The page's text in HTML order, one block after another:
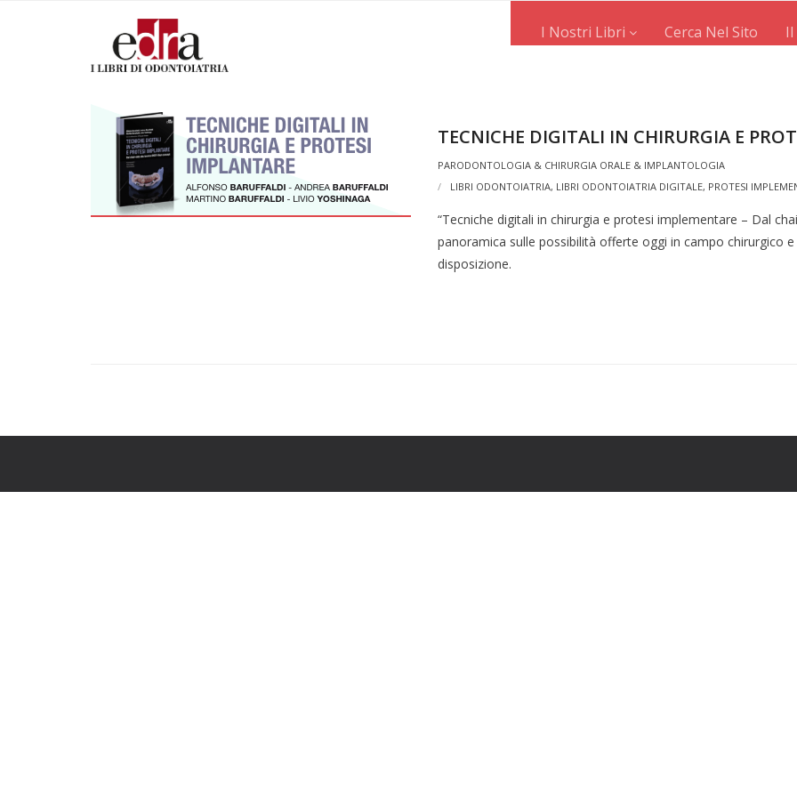
I Nostri Libri Cerca Nel Sito
TECNICHE DIGITALI IN CHIRURGIA E
PARODONTOLOGIA & CHIRURGIA ORALE & IMPLANTOLOGIA
LIBRI ODONTOIATRIA, LIBRI ODONTOIATRIA DIGITALE, PROTESI
“Tecniche digitali in chirurgia e protesi implementare – Dal
panoramica sulle possibilità offerte oggi in campo chirurgico
disposizione.